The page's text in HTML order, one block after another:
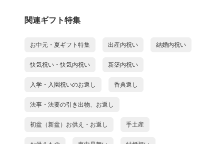
関連ギフト特集
お中元・夏ギフト特集 出産内祝い 結婚内祝い
快気祝い・快気内祝い 新築内祝い
入学・入園祝いのお返し 香典返し
法事・法要の引き出物、お返し
初盆（新盆）お供え・お返し 手土産